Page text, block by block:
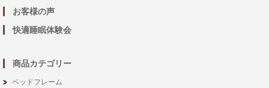
お客様の声
快適睡眠体験会
商品カテゴリー
ベッドフレーム